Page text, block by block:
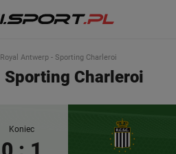
Royal Antwerp - Sporting Charleroi
Sporting Charleroi
Koniec